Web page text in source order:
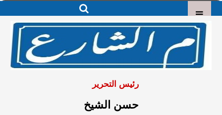
رئيس التحرير
حسن الشيخ